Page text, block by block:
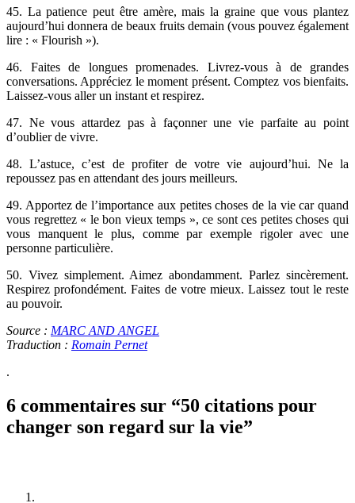
45. La patience peut être amère, mais la graine que vous plantez
aujourd’hui donnera de beaux fruits demain (vous pouvez également
lire : « Flourish »).
46. Faites de longues promenades. Livrez-vous à de grandes
conversations. Appréciez le moment présent. Comptez vos bienfaits.
Laissez-vous aller un instant et respirez.
47. Ne vous attardez pas à façonner une vie parfaite au point
d’oublier de vivre.
48. L’astuce, c’est de profiter de votre vie aujourd’hui. Ne la
repoussez pas en attendant des jours meilleurs.
49. Apportez de l’importance aux petites choses de la vie car quand
vous regrettez « le bon vieux temps », ce sont ces petites choses qui
vous manquent le plus, comme par exemple rigoler avec une
personne particulière.
50. Vivez simplement. Aimez abondamment. Parlez sincèrement.
Respirez profondément. Faites de votre mieux. Laissez tout le reste
au pouvoir.
Source : MARC AND ANGEL
Traduction : Romain Pernet
.
6 commentaires sur “50 citations pour
changer son regard sur la vie”